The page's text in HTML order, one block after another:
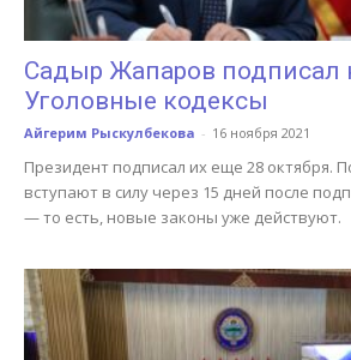
Садыр Жапаров подписал
Уголовные кодексы
Айгерим Рыскулбекова - 16 ноября 2021
Президент подписал их еще 28 октября.
вступают в силу через 15 дней после
— то есть, новые законы уже действуют.